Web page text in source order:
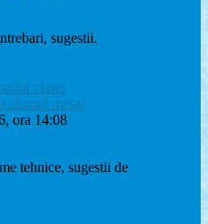
sugestii.
clasei
ultimul mesaj
ora 14:08
tehnice, sugestii de